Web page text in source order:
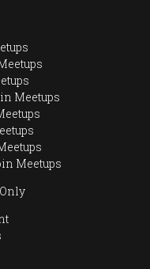
Meetups
Meetups